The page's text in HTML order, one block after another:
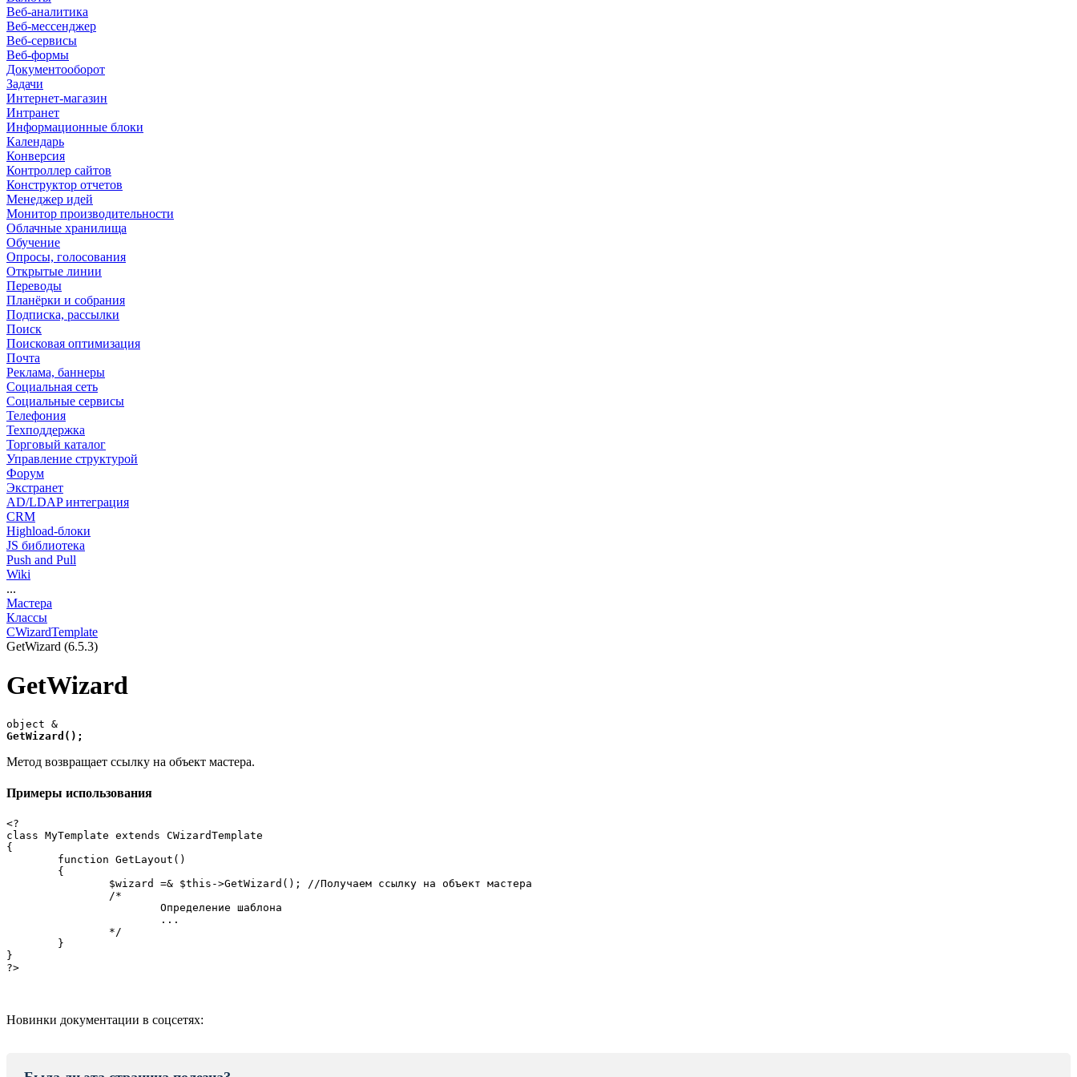
Веб-аналитика
Веб-мессенджер
Веб-сервисы
Веб-формы
Документооборот
Задачи
Интернет-магазин
Интранет
Информационные блоки
Календарь
Конверсия
Контроллер сайтов
Конструктор отчетов
Менеджер идей
Монитор производительности
Облачные хранилища
Обучение
Опросы, голосования
Открытые линии
Переводы
Планёрки и собрания
Подписка, рассылки
Поиск
Поисковая оптимизация
Почта
Реклама, баннеры
Социальная сеть
Социальные сервисы
Телефония
Техподдержка
Торговый каталог
Управление структурой
Форум
Экстранет
AD/LDAP интеграция
CRM
Highload-блоки
JS библиотека
Push and Pull
Wiki
...
Мастера
Классы
CWizardTemplate
GetWizard (6.5.3)
GetWizard
GetWizard( );
Метод возвращает ссылку на объект мастера.
Примеры использования
<?
class MyTemplate extends CWizardTemplate
{
}
?>
Новинки документации в соцсетях: